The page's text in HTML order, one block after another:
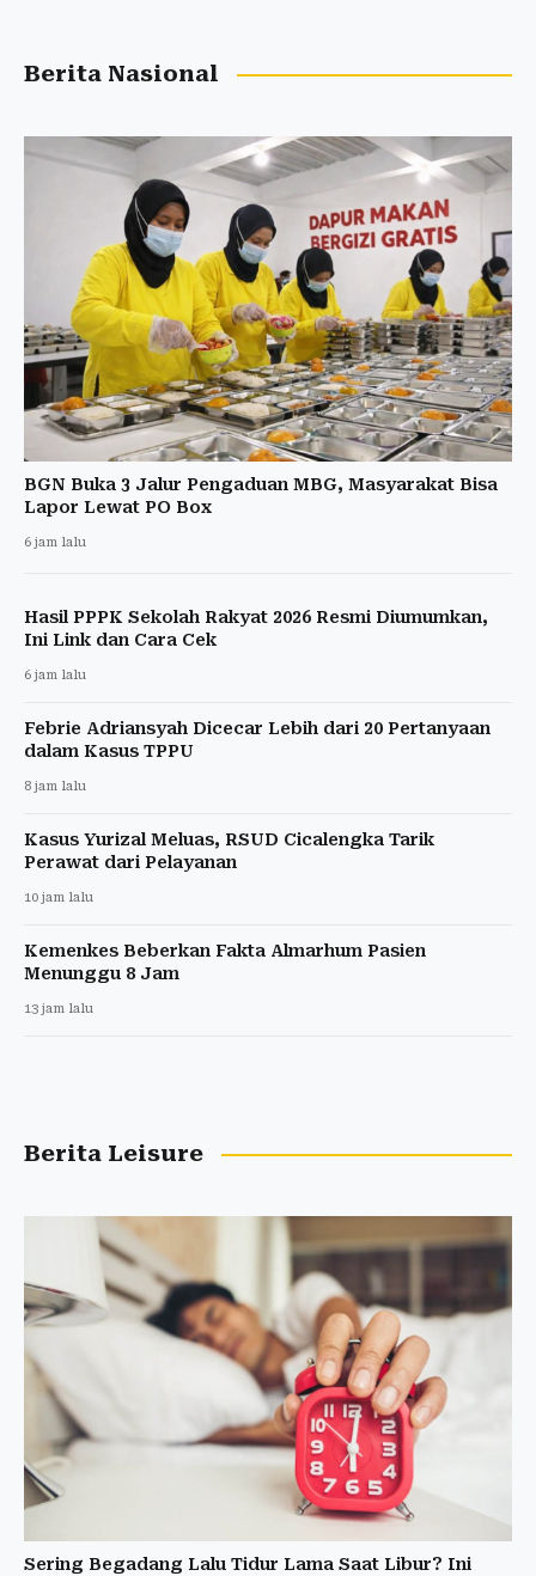
Berita Nasional
BGN Buka 3 Jalur Pengaduan MBG, Masyarakat Bisa
Lapor Lewat PO Box
6 jam lalu
Hasil PPPK Sekolah Rakyat 2026 Resmi Diumumkan,
Ini Link dan Cara Cek
6 jam lalu
Febrie Adriansyah Dicecar Lebih dari 20 Pertanyaan
dalam Kasus TPPU
8 jam lalu
Kasus Yurizal Meluas, RSUD Cicalengka Tarik
Perawat dari Pelayanan
10 jam lalu
Kemenkes Beberkan Fakta Almarhum Pasien
Menunggu 8 Jam
13 jam lalu
Berita Leisure
Sering Begadang Lalu Tidur Lama Saat Libur? Ini